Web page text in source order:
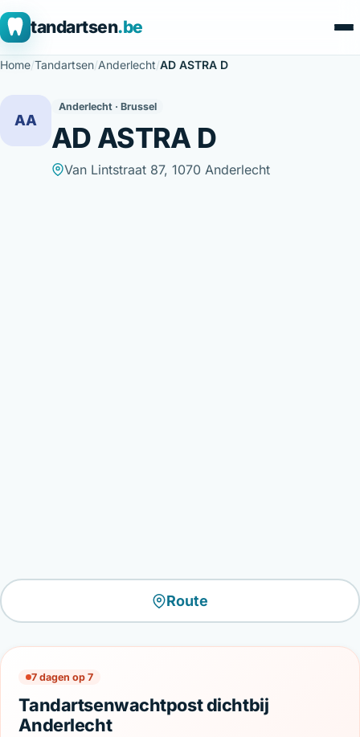
tandartsen.be
Home/Tandartsen/Anderlecht/AD ASTRA D
AA
Anderlecht · Brussel
AD ASTRA D
Van Lintstraat 87, 1070 Anderlecht
Route
7 dagen op 7
Tandartsenwachtpost dichtbij
Anderlecht